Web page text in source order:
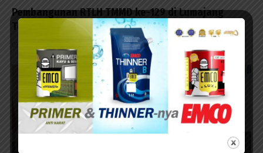
Pembangunan RTLH TMMD ke-129 di Lumajang
Terus Berlanjut